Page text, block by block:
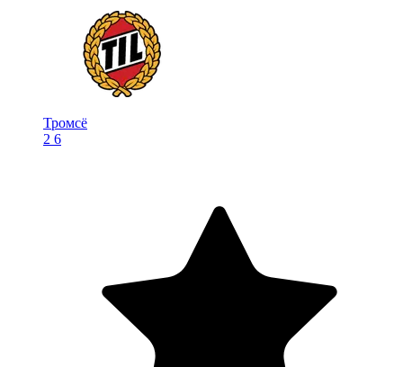
Тромсё
2 6